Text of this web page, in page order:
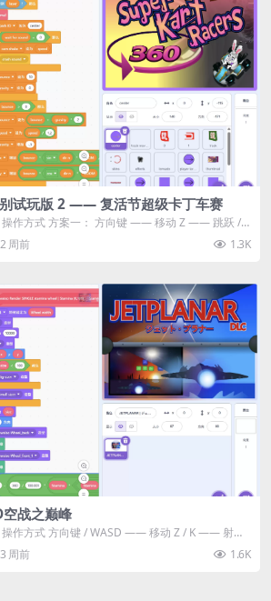
试玩版 2 —— 复活节超级卡丁车赛
作方式 方案一： 方向键 —— 移动 Z —— 跳跃 /
方案二： ...
2 周前 1.3K
战之巅峰
作方式 方向键 / WASD —— 移动 Z / K —— 射击 /
...
3 周前 1.6K